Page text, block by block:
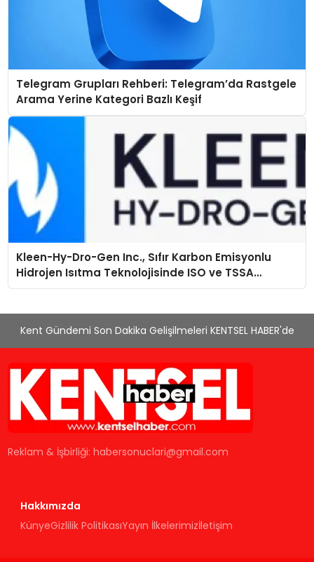
Telegram Grupları Rehberi: Telegram’da Rastgele
Arama Yerine Kategori Bazlı Keşif
Kleen-Hy-Dro-Gen Inc., Sıfır Karbon Emisyonlu
Hidrojen Isıtma Teknolojisinde ISO ve TSSA
Düzenleyici Onaylarını Aldı
Kent Gündemi Son Dakika Gelişilmeleri KENTSEL HABER'de
Reklam & İşbirliği:habersonuclari@gmail.com
Hakkımızda
KünyeGizlilik PolitikasıYayın İlkelerimizİletişim